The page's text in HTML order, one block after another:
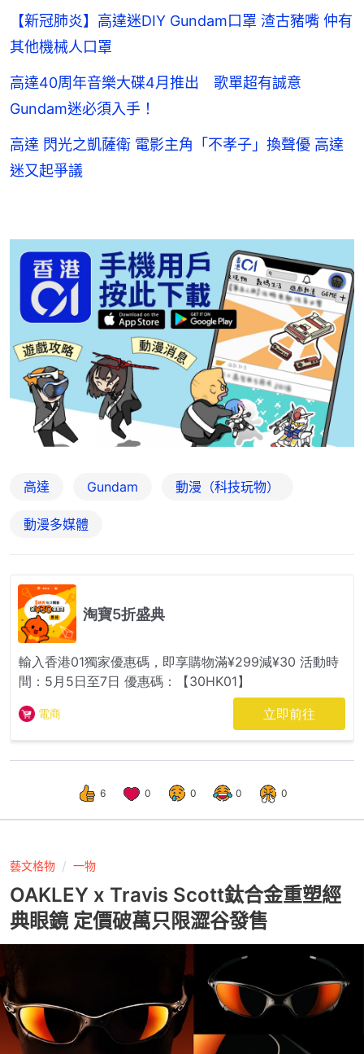
【新冠肺炎】高達迷DIY Gundam口罩 渣古豬嘴 仲有
其他機械人口罩
高達40周年音樂大碟4月推出 歌單超有誠意
Gundam迷必須入手！
高達 閃光之凱薩衛 電影主角「不孝子」換聲優 高達
迷又起爭議
高達 Gundam 動漫（科技玩物）
動漫多媒體
6 0 0 0 0
藝文格物 一物
OAKLEY x Travis Scott鈦合金重塑經
典眼鏡 定價破萬只限澀谷發售